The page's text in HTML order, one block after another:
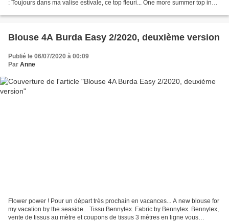
: Toujours dans ma valise estivale, ce top fleuri... One more summer top in
Blouse 4A Burda Easy 2/2020, deuxième version
Publié le 06/07/2020 à 00:09
Par Anne
Flower power ! Pour un départ très prochain en vacances... A new blouse for
my vacation by the seaside... Tissu Bennytex. Fabric by Bennytex. Bennytex,
vente de tissus au mètre et coupons de tissus 3 mètres en ligne vous